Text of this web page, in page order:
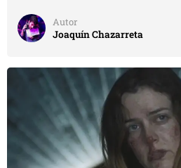
Autor
Joaquín Chazarreta